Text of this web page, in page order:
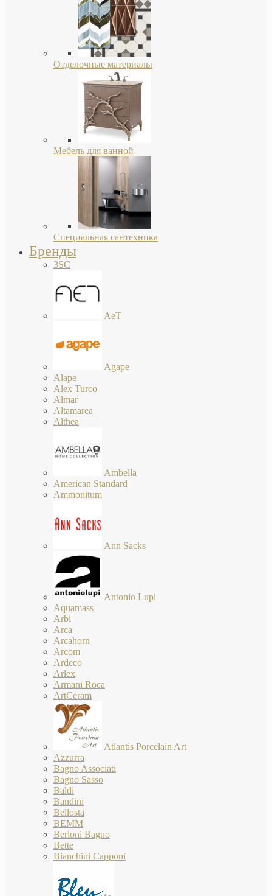
Отделочные материалы
Мебель для ванной
Специальная сантехника
Бренды
3SC
AeT
Agape
Alape
Alex Turco
Almar
Altamarea
Althea
Ambella
American Standard
Ammonitum
Ann Sacks
Antonio Lupi
Aquamass
Arbi
Arca
Arcahorn
Arcom
Ardeco
Arlex
Armani Roca
ArtCeram
Atlantis Porcelain Art
Azzurra
Bagno Associati
Bagno Sasso
Baldi
Bandini
Bellosta
BEMM
Berloni Bagno
Bette
Bianchini Capponi